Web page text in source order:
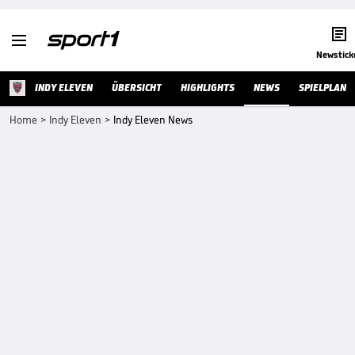
 
INDY ELEVEN ÜBERSICHT HIGHLIGHTS NEWS SPIELPLAN
Home > Indy Eleven > Indy Eleven News